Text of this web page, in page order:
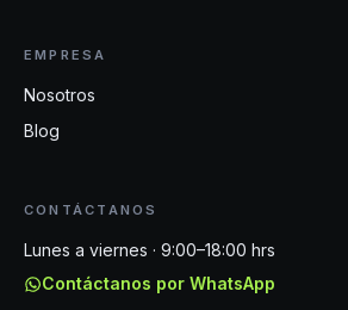
EMPRESA
Nosotros
Blog
CONTÁCTANOS
Lunes a viernes · 9:00–18:00 hrs
Contáctanos por WhatsApp